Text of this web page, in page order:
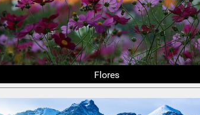
Flores